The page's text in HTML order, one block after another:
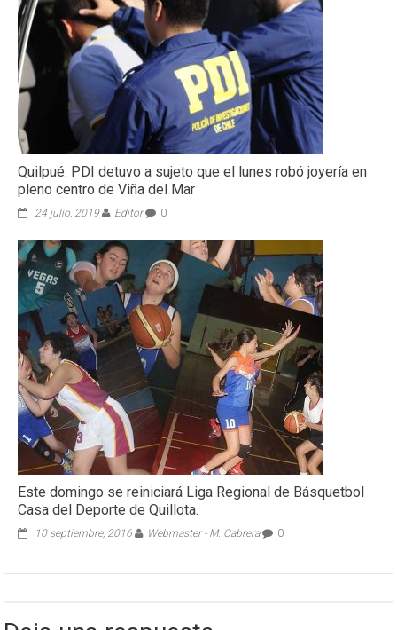
Quilpué: PDI detuvo a sujeto que el lunes robó joyería en
pleno centro de Viña del Mar
24 julio, 2019 Editor 0
Este domingo se reiniciará Liga Regional de Básquetbol
Casa del Deporte de Quillota.
10 septiembre, 2016 Webmaster - M. Cabrera 0